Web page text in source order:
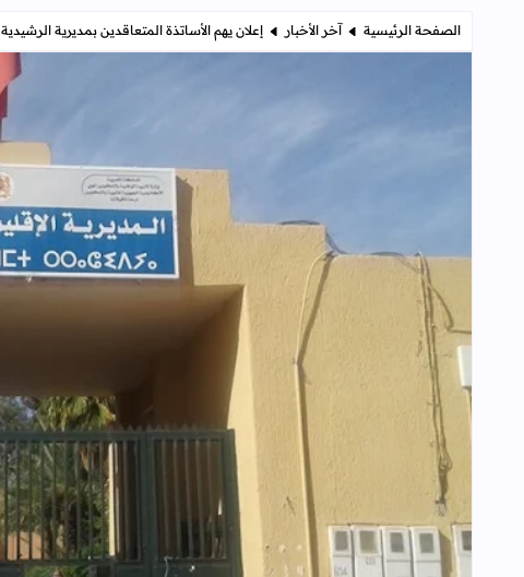
الصفحة الرئيسية آخر الأخبار إعلان يهم الأساتذة المتعاقدين بمديرية الرشيدية